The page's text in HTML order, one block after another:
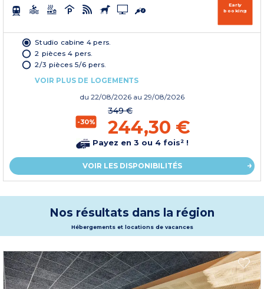
Early
booking
Studio cabine 4 pers.
2 pièces 4 pers.
2/3 pièces 5/6 pers.
VOIR PLUS DE LOGEMENTS
du 22/08/2026 au 29/08/2026
-30%
349 €
244,30 €
Payez en 3 ou 4 fois² !
VOIR LES DISPONIBILITÉS
Nos résultats dans la région
Hébergements et locations de vacances